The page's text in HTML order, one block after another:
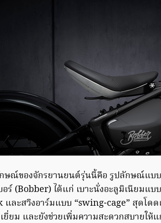
กษณ์ของจักรยานยนต์รุ่นนี้คือ รูปลักษณ์แบ
ร์ (Bobber) ได้แก่ เบาะนั่งอะลูมิเนียมแ
ละสวิงอาร์มแบบ “swing-cage” สุดโด
ยี่ยม และยังช่วยเพิ่มความสะดวกสบายให้